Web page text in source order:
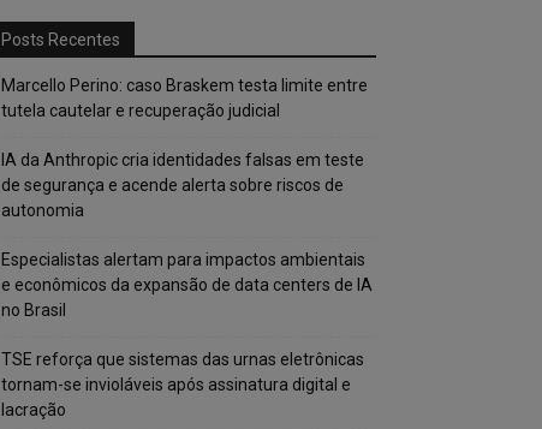
Posts Recentes
Marcello Perino: caso Braskem testa limite entre
tutela cautelar e recuperação judicial
IA da Anthropic cria identidades falsas em teste
de segurança e acende alerta sobre riscos de
autonomia
Especialistas alertam para impactos ambientais
e econômicos da expansão de data centers de IA
no Brasil
TSE reforça que sistemas das urnas eletrônicas
tornam-se invioláveis após assinatura digital e
lacração